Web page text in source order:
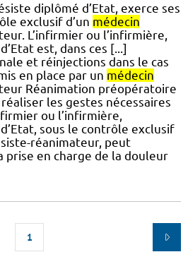
diplômé d’Etat, exerce ses
exclusif d’un médecin
L’infirmier ou l’infirmière,
est, dans ces [...]
et réinjections dans le cas
en place par un médecin
Réanimation préopératoire
les gestes nécessaires
ou l’infirmière,
sous le contrôle exclusif
réanimateur, peut
prise en charge de la douleur
1